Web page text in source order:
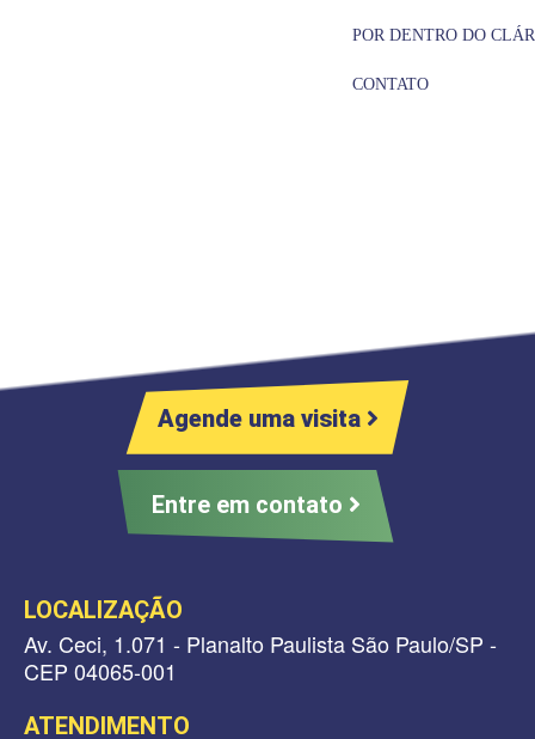
POR DENTRO DO
CONTATO
Agende uma visita
Entre em contato
LOCALIZAÇÃO
Av. Ceci, 1.071 - Planalto Paulista São Paulo/SP -
CEP 04065-001
ATENDIMENTO